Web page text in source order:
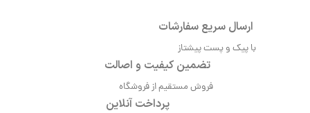
ارسال سریع سفارشات
با پیک و پست پیشتاز
تضمین کیفیت و اصالت
فروش مستقیم از فروشگاه
پرداخت آنلاین